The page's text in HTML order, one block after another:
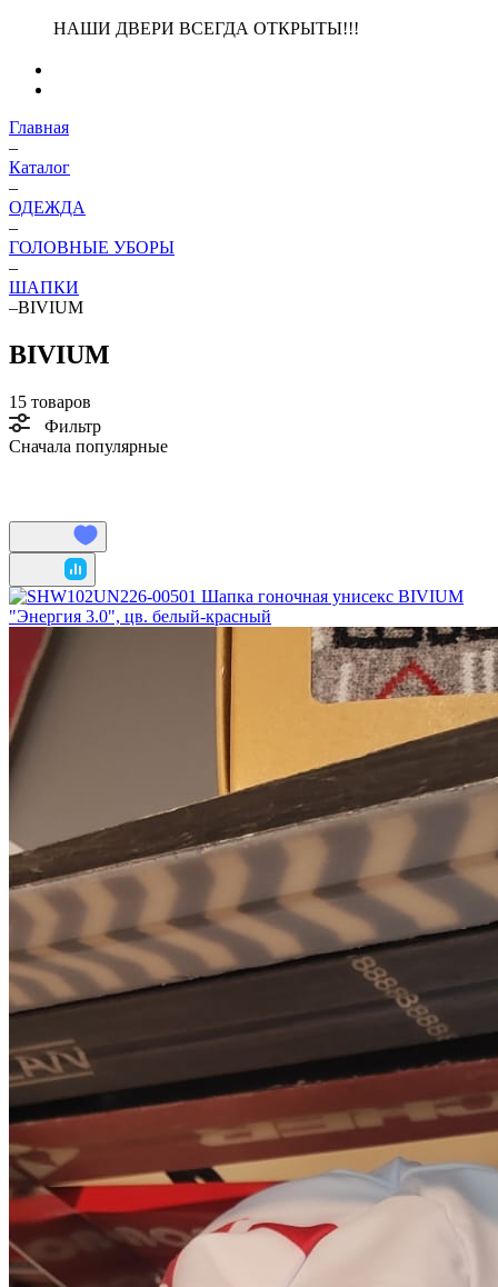
НАШИ ДВЕРИ ВСЕГДА ОТКРЫТЫ!!!
Главная
–
Каталог
–
ОДЕЖДА
–
ГОЛОВНЫЕ УБОРЫ
–
ШАПКИ
–BIVIUM
BIVIUM
15 товаров
Фильтр
Сначала популярные